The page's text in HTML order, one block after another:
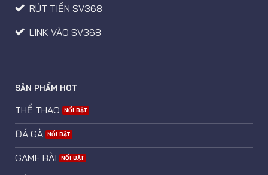
RÚT TIỀN SV368
LINK VÀO SV368
SẢN PHẨM HOT
THỂ THAO
ĐÁ GÀ
GAME BÀI